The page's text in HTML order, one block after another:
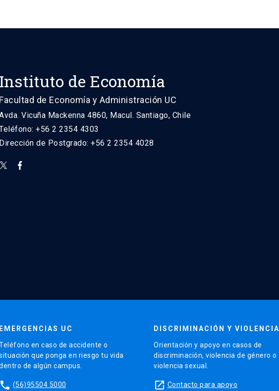
Instituto de Economía
Facultad de Economía y Administración UC
Vicuña Mackenna 4860, Macul. Santiago, Chile
+56 2 2354 4303
Dirección de Postgrado: +56 2 2354 4028
EMERGENCIAS UC
en caso de accidente o
que ponga en riesgo tu vida
de algún campus.
phone (56)95504 5000
DISCRIMINACIÓN Y VIOLENCIA
Orientación y apoyo en casos de
discriminación, violencia de género o
violencia sexual.
launch Contacto para apoyo